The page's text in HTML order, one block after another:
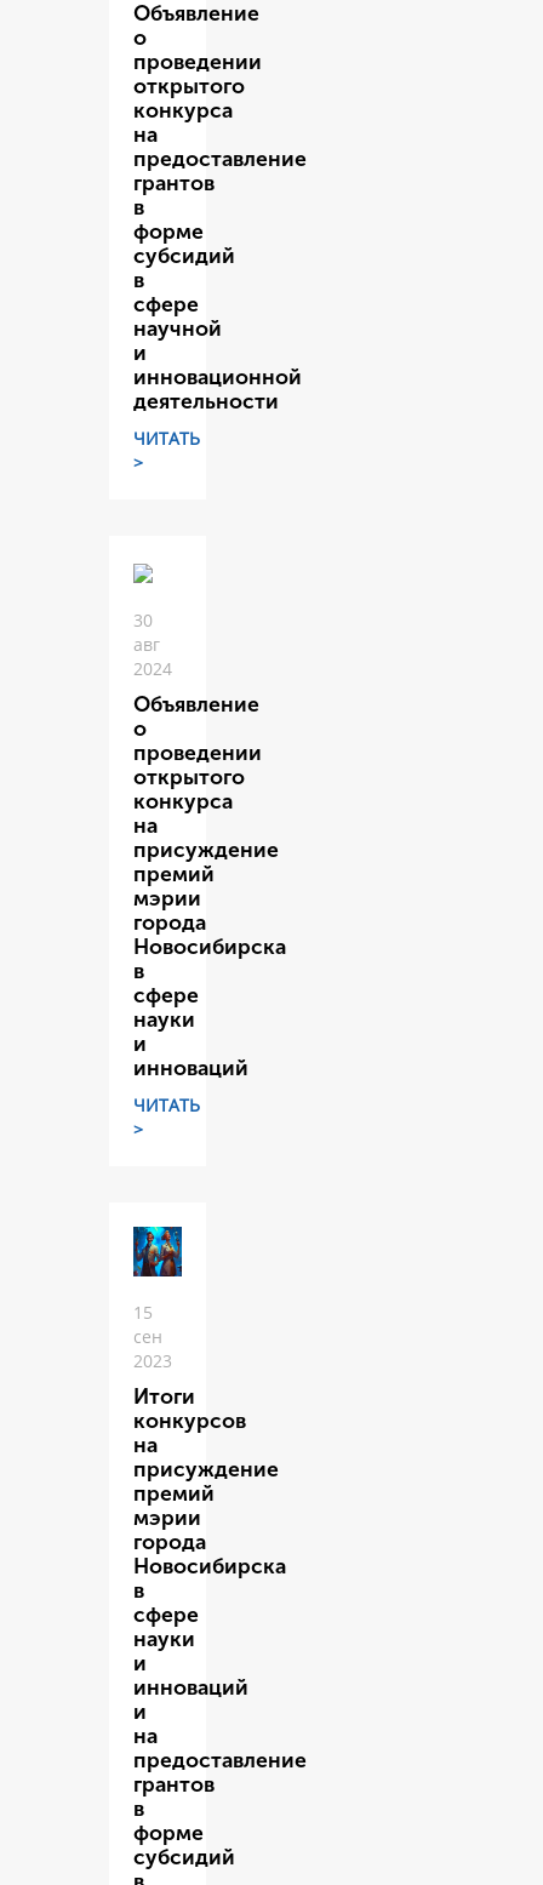
Объявление
о
проведении
открытого
конкурса
на
предоставление
грантов
в
форме
субсидий
в
сфере
научной
и
инновационной
деятельности
ЧИТАТЬ
>
30
авг
2024
Объявление
о
проведении
открытого
конкурса
на
присуждение
премий
мэрии
города
Новосибирска
в
сфере
науки
и
инноваций
ЧИТАТЬ
>
15
сен
2023
Итоги
конкурсов
на
присуждение
премий
мэрии
города
Новосибирска
в
сфере
науки
и
инноваций
и
на
предоставление
грантов
в
форме
субсидий